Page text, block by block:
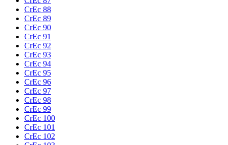
CrEc 88
CrEc 89
CrEc 90
CrEc 91
CrEc 92
CrEc 93
CrEc 94
CrEc 95
CrEc 96
CrEc 97
CrEc 98
CrEc 99
CrEc 100
CrEc 101
CrEc 102